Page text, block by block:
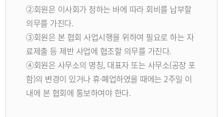
②회원은 이사회가 정하는 바에 따라 회비를 납부할
의무를 가진다.
③회원은 본 협회 사업시행을 위하여 필요로 하는 자
료제출 등 제반 사업에 협조할 의무를 가진다.
④회원은 사무소의 명칭, 대표자 또는 사무소(공장 포
함)의 변경이 있거나 휴·폐업하였을 때에는 2주일 이
내에 본 협회에 통보하여야 한다.